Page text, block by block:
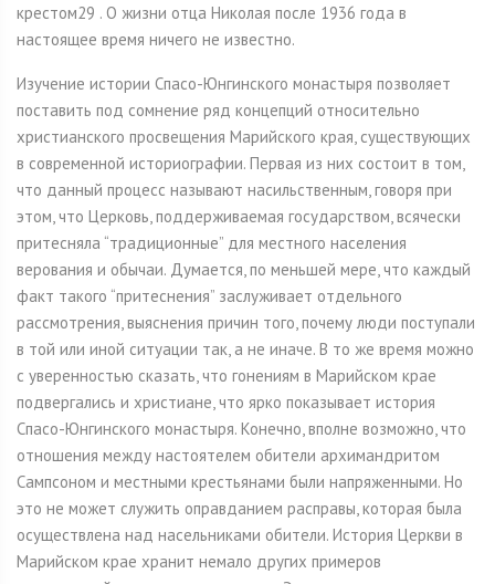
крестом29 . О жизни отца Николая после 1936 года в
настоящее время ничего не известно.
Изучение истории Спасо-Юнгинского монастыря позволяет
поставить под сомнение ряд концепций относительно
христианского просвещения Марийского края, существующих
в современной историографии. Первая из них состоит в том,
что данный процесс называют насильственным, говоря при
этом, что Церковь, поддерживаемая государством, всячески
притесняла “традиционные” для местного населения
верования и обычаи. Думается, по меньшей мере, что каждый
факт такого “притеснения” заслуживает отдельного
рассмотрения, выяснения причин того, почему люди поступали
в той или иной ситуации так, а не иначе. В то же время можно
с уверенностью сказать, что гонениям в Марийском крае
подвергались и христиане, что ярко показывает история
Спасо-Юнгинского монастыря. Конечно, вполне возможно, что
отношения между настоятелем обители архимандритом
Сампсоном и местными крестьянами были напряженными. Но
это не может служить оправданием расправы, которая была
осуществлена над насельниками обители. История Церкви в
Марийском крае хранит немало других примеров